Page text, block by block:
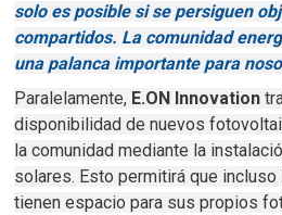
solo es posible si se persiguen
compartidos. La comunidad
una palanca importante para
Paralelamente, E.ON Innovation
disponibilidad de nuevos
la comunidad mediante la
solares. Esto permitirá que
tienen espacio para sus propios